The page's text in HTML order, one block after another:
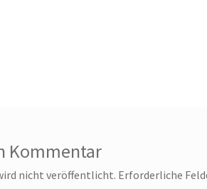
Kommentar
nicht veröffentlicht. Erforderliche